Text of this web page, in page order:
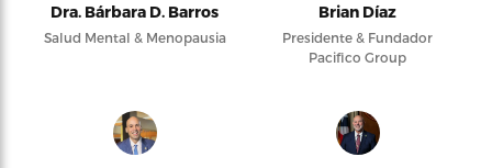
Dra. Bárbara D. Barros
Salud Mental & Menopausia
Brian Díaz
Presidente & Fundador
Pacifico Group